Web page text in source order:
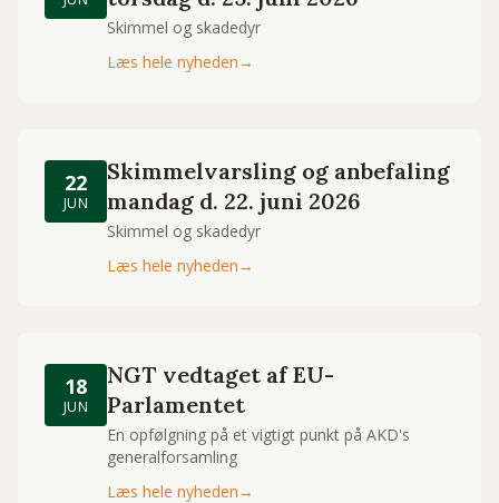
Skimmel og skadedyr
Læs hele nyheden→
22
JUN
Skimmelvarsling og anbefaling
mandag d. 22. juni 2026
Skimmel og skadedyr
Læs hele nyheden→
18
JUN
NGT vedtaget af EU-
Parlamentet
En opfølgning på et vigtigt punkt på AKD's
generalforsamling
Læs hele nyheden→